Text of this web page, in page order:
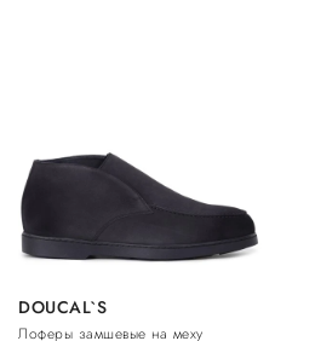
DOUCAL`S
Лоферы замшевые на меху